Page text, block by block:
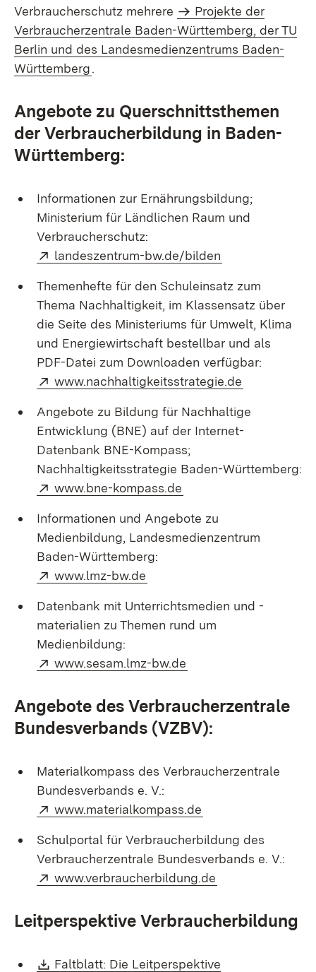
Verbraucherschutz mehrere
Projekte der
Verbraucherzentrale Baden-Württemberg, der TU
Berlin und des Landesmedienzentrums Baden-
Württemberg.
Angebote zu Querschnittsthemen
der Verbraucherbildung in Baden-
Württemberg:
Informationen zur Ernährungsbildung;
Ministerium für Ländlichen Raum und
Verbraucherschutz:
Extern:
landeszentrum-bw.de/bilden
Themenhefte für den Schuleinsatz zum
Thema Nachhaltigkeit, im Klassensatz über
die Seite des Ministeriums für Umwelt, Klima
und Energiewirtschaft bestellbar und als
PDF-Datei zum Downloaden verfügbar:
Extern:
www.nachhaltigkeitsstrategie.de
Angebote zu Bildung für Nachhaltige
Entwicklung (BNE) auf der Internet-
Datenbank BNE-Kompass;
Nachhaltigkeitsstrategie Baden-Württemberg:
Extern:
www.bne-kompass.de
Informationen und Angebote zu
Medienbildung, Landesmedienzentrum
Baden-Württemberg:
Extern:
www.lmz-bw.de
Datenbank mit Unterrichtsmedien und -
materialien zu Themen rund um
Medienbildung:
Extern:
www.sesam.lmz-bw.de
Angebote des Verbraucherzentrale
Bundesverbands (VZBV):
Materialkompass des Verbraucherzentrale
Bundesverbands e. V.:
Extern:
www.materialkompass.de
Schulportal für Verbraucherbildung des
Verbraucherzentrale Bundesverbands e. V.:
Extern:
www.verbraucherbildung.de
Leitperspektive Verbraucherbildung
Download:
Faltblatt: Die Leitperspektive